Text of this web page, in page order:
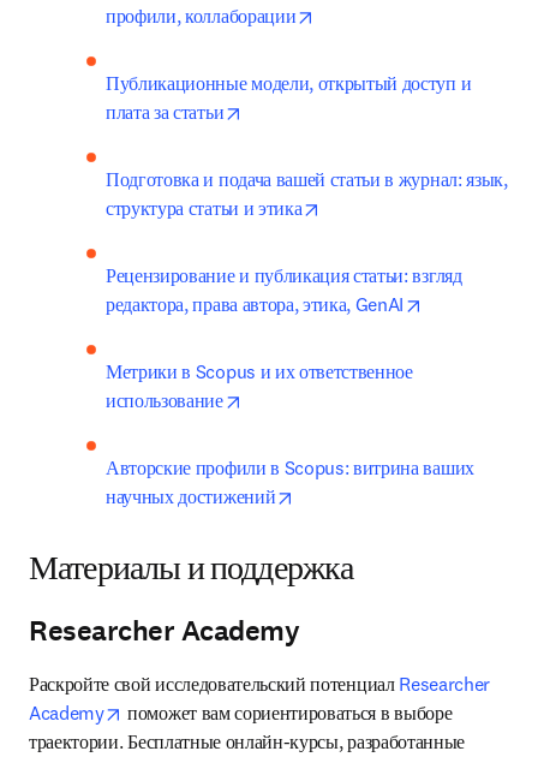
профили, коллаборации
Публикационные модели, открытый доступ и
плата за статьи
Подготовка и подача вашей статьи в журнал: язык,
структура статьи и этика
Рецензирование и публикация статьи: взгляд
редактора, права автора, этика, GenAI
Метрики в Scopus и их ответственное
использование
Авторские профили в Scopus: витрина ваших
научных достижений
Материалы и поддержка
Researcher Academy
Раскройте свой исследовательский потенциал Researcher
Academy
opens in new tab/window
поможет вам сориентироваться в выборе
траектории. Бесплатные онлайн-курсы, разработанные